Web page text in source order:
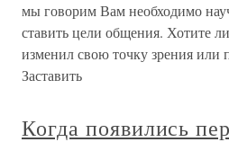
мы говорим Вам необходимо
ставить цели общения. Хотите
изменил свою точку зрения или
Заставить
Когда появились